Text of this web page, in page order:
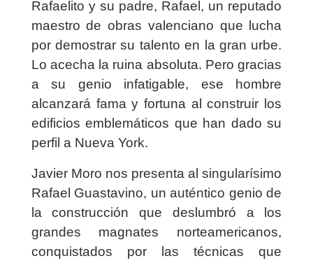
Rafaelito y su padre, Rafael, un reputado
maestro de obras valenciano que lucha
por demostrar su talento en la gran urbe.
Lo acecha la ruina absoluta. Pero gracias
a su genio infatigable, ese hombre
alcanzará fama y fortuna al construir los
edificios emblemáticos que han dado su
perfil a Nueva York.
Javier Moro nos presenta al singularísimo
Rafael Guastavino, un auténtico genio de
la construcción que deslumbró a los
grandes magnates norteamericanos,
conquistados por las técnicas que